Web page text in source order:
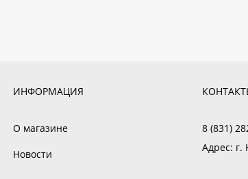
ИНФОРМАЦИЯ
О магазине
Новости
8 (831)
Адрес: г.